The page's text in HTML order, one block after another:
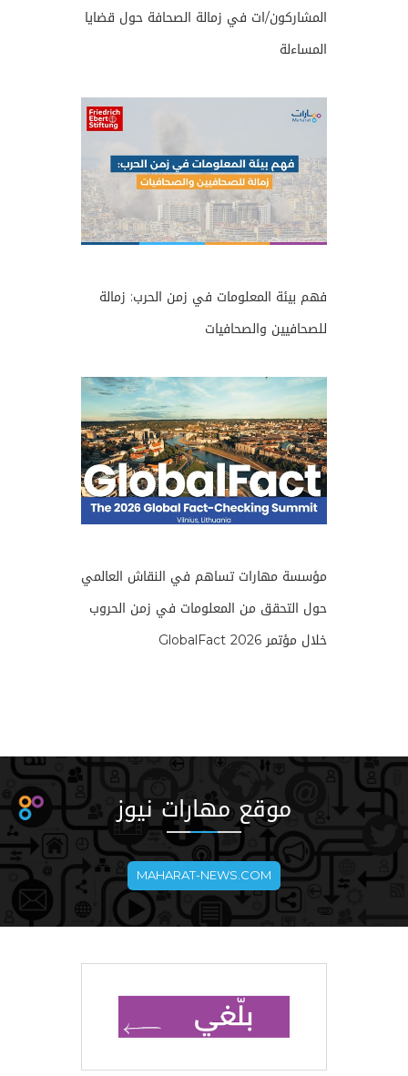
المشاركون/ات في زمالة الصحافة حول قضايا
المساءلة
فهم بيئة المعلومات في زمن الحرب: زمالة
للصحافيين والصحافيات
مؤسسة مهارات تساهم في النقاش العالمي
حول التحقق من المعلومات في زمن الحروب
خلال مؤتمر GlobalFact 2026
موقع مهارات نيوز
MAHARAT-NEWS.COM